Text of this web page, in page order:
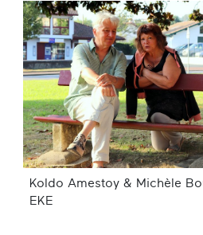
Koldo Amestoy & Michèle
EKE